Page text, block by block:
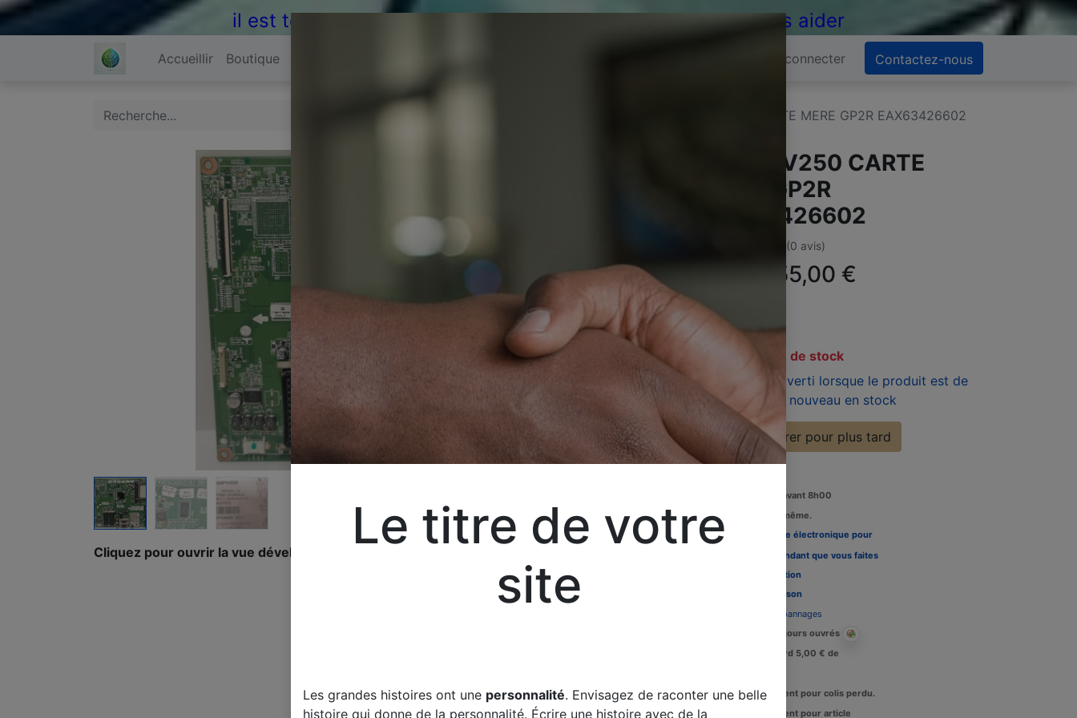
il est temps de réparer...Electronique 66 est heureux de vous aider
Accueillir Boutique Se connecter Contactez-nous
LG 60PV250 CARTE MERE GP2R EAX63426602
Cliquez pour ouvrir la vue développée.
LG 60PV250 CARTE
MERE GP2R
EAX63426602
(0 avis)
Offre :55,00 €
TTC
En rupture de stock
Soyez averti lorsque le produit est de
nouveau en stock
Enregistrer pour plus tard
Commandez avant 8h00
Expédition le jour même.
Louez une carte électronique pour
votre télévision pendant que vous faites
option
Délais de livraison
Assistance dépannages
Livraison : 2-3 jours ouvrés
Crédit de retard 5,00 € de
Remboursement pour colis perdu.
Remboursement pour article
Le titre de votre
site
Les grandes histoires ont une personnalité. Envisagez de raconter une belle
histoire qui donne de la personnalité. Écrire une histoire avec de la